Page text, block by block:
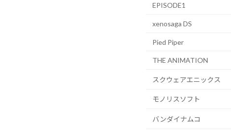
EPISODE1
xenosaga DS
Pied Piper
THE ANIMATION
スクウェアエニックス
モノリスソフト
バンダイナムコ